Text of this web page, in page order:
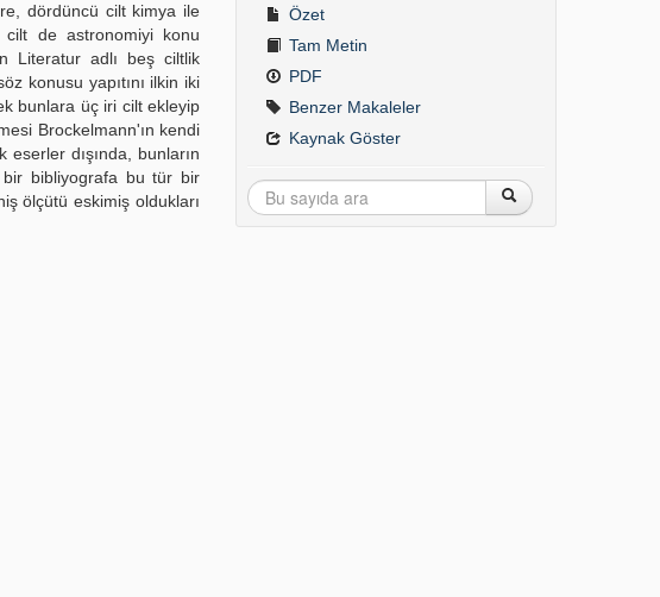
dördüncü cilt kimya ile
cilt de astronomiyi konu
Literatur adlı beş ciltlik
konusu yapıtını ilkin iki
bunlara üç iri cilt ekleyip
Brockelmann'ın kendi
dışında, bunların
bir bibliyografa bu tür bir
ölçütü eskimiş oldukları
Özet
Tam Metin
PDF
Benzer Makaleler
Kaynak Göster